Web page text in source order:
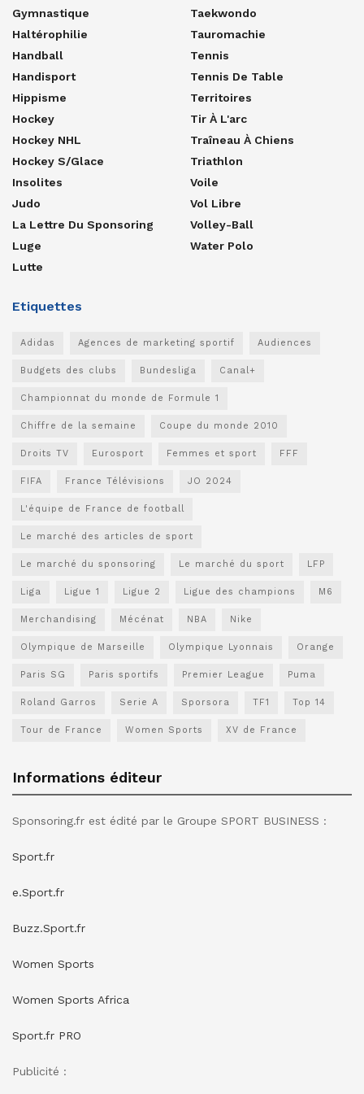
Gymnastique
Haltérophilie
Handball
Handisport
Hippisme
Hockey
Hockey NHL
Hockey S/glace
Insolites
Judo
La Lettre Du Sponsoring
Luge
Lutte
Taekwondo
Tauromachie
Tennis
Tennis De Table
Territoires
Tir À L'arc
Traîneau À Chiens
Triathlon
Voile
Vol Libre
Volley-Ball
Water Polo
Etiquettes
Adidas Agences de marketing sportif Audiences
Budgets des clubs Bundesliga Canal+
Championnat du monde de Formule 1
Chiffre de la semaine Coupe du monde 2010
Droits TV Eurosport Femmes et sport FFF
FIFA France Télévisions JO 2024
L'équipe de France de football
Le marché des articles de sport
Le marché du sponsoring Le marché du sport LFP
Liga Ligue 1 Ligue 2 Ligue des champions M6
Merchandising Mécénat NBA Nike
Olympique de Marseille Olympique Lyonnais Orange
Paris SG Paris sportifs Premier League Puma
Roland Garros Serie A Sporsora TF1 Top 14
Tour de France Women Sports XV de France
Informations éditeur
Sponsoring.fr est édité par le Groupe SPORT BUSINESS :
Sport.fr
e.Sport.fr
Buzz.Sport.fr
Women Sports
Women Sports Africa
Sport.fr PRO
Publicité :